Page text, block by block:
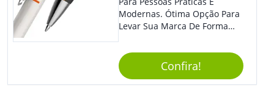
Modernas. Ótima Opção Para
Levar Sua Marca De Forma
Sua Empresa Em Eventos,
Reuniões Corporativas Ou Até
Mesmo Para Presentear
Confira!